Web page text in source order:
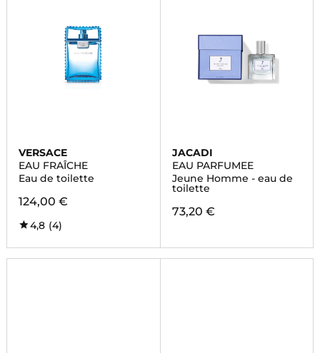
VERSACE
EAU FRAÎCHE
Eau de toilette
124,00 €
4,8 (4)
JACADI
EAU PARFUMEE
Jeune Homme - eau de
toilette
73,20 €